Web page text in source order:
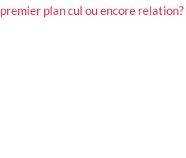
premier plan cul ou encore relation?